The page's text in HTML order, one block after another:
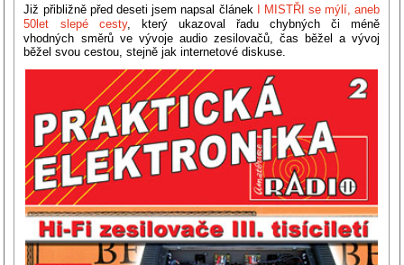
Již přibližně před deseti jsem napsal článek
I MISTŘI se mýlí, aneb
50let slepé cesty, který ukazoval řadu chybných či méně
vhodných směrů ve vývoje audio zesilovačů, čas běžel a vývoj
běžel svou cestou, stejně jak internetové diskuse.